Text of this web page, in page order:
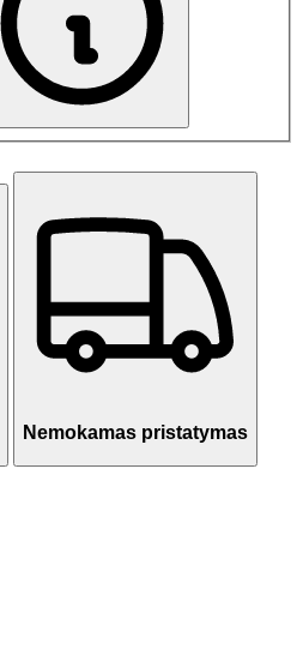
Nemokamas pristatymas